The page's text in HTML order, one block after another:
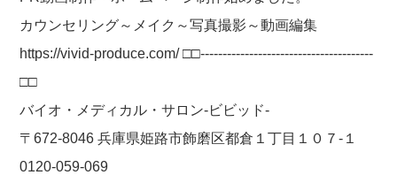
カウンセリング～メイク～写真撮影～動画編集
https://vivid-produce.com/ □□---------------------------------------
□□
バイオ・メディカル・サロン-ビビッド-
〒672-8046 兵庫県姫路市飾磨区都倉１丁目１０７-１
0120-059-069